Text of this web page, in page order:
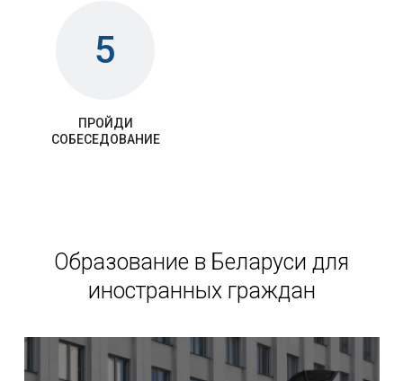
5
ПРОЙДИ
СОБЕСЕДОВАНИЕ
Образование в Беларуси для
иностранных граждан